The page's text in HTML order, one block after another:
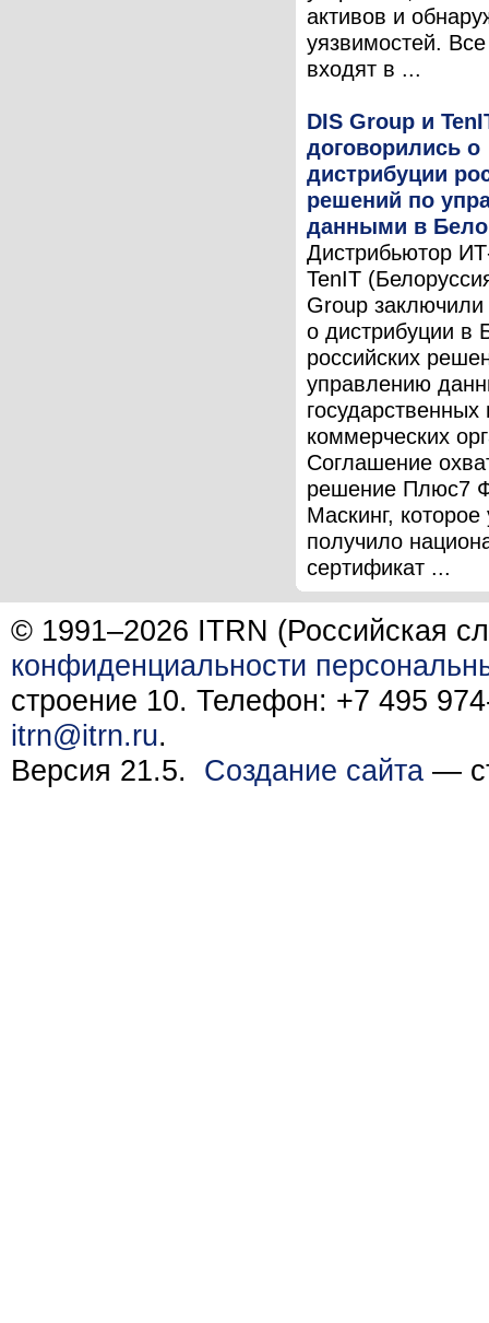
активов и
уязвимостей.
входят в ...
DIS Group и
договорились о
дистрибуции
решений по
данными в
Дистрибьютор
TenIT
Group
о дистрибуции в
российских
управлению
государственных
коммерческих
Соглашение
решение Плюс7
Маскинг, которое
получило
сертификат ...
© 1991–2026 ITRN (Российская
конфиденциальности
строение 10. Телефон: +7 495
itrn@itrn.ru.
Версия 21.5. Создание сайта —